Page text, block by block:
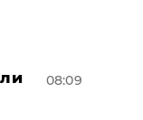
08:09